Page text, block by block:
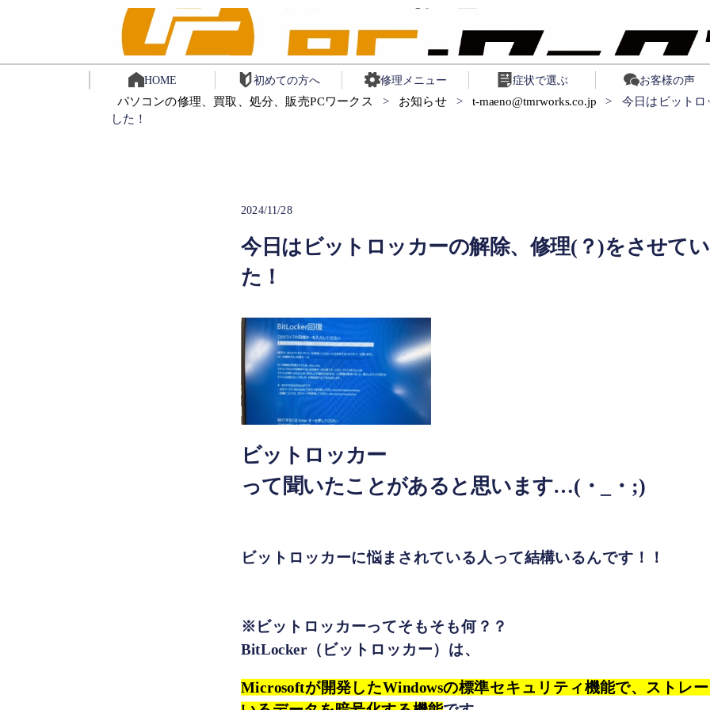
HOME 初めての方へ 修理メニュー 症状で選ぶ お客様の声
パソコンの修理、買取、処分、販売PCワークス > お知らせ > t-maeno@tmrworks.co.jp > 今日はビットロ
した！
2024/11/28
今日はビットロッカーの解除、修理(？)をさせて
た！
ビットロッカー
って聞いたことがあると思います…(・_・;)
ビットロッカーに悩まされている人って結構いるんです！！
※ビットロッカーってそもそも何？？
BitLocker（ビットロッカー）は、
Microsoftが開発したWindowsの標準セキュリティ機能で、ストレ